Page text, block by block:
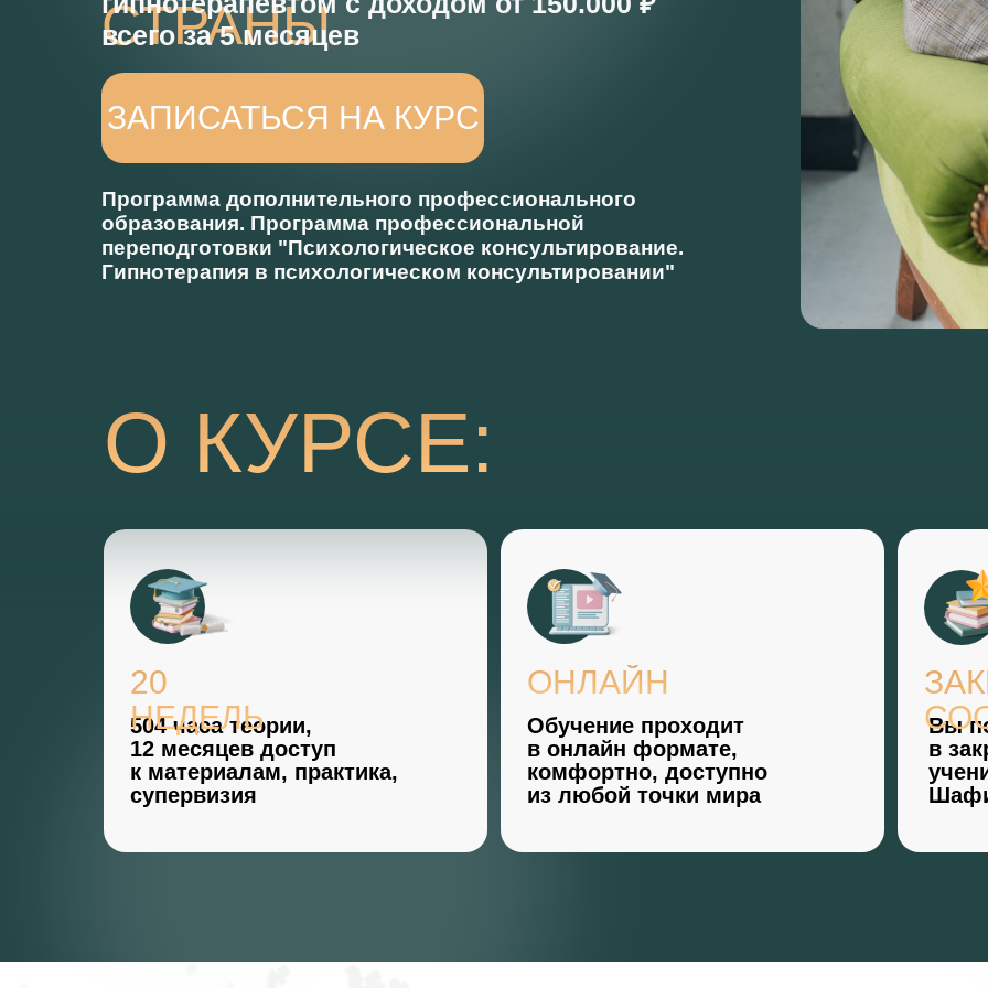
СТРАНЫ
всего за 5 месяцев
Программа дополнительного профессионального
образования. Программа профессиональной
переподготовки "Психологическое консультирование.
Гипнотерапия в психологическом консультировании"
ЗАПИСАТЬСЯ НА КУРС
504 часа теории,
12 месяцев доступ
к материалам, практика,
супервизия
20
НЕДЕЛЬ
ОНЛАЙН
Обучение проходит
в онлайн формате,
комфортно, доступно
из любой точки мира
Вы
в
О КУРСЕ: